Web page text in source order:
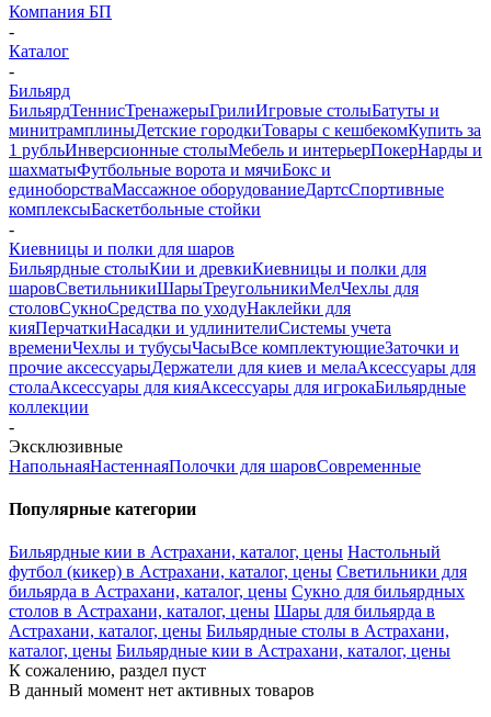
Компания БП
-
Каталог
-
Бильярд
БильярдТеннисТренажерыГрилиИгровые столыБатуты и
минитрамплиныДетские городкиТовары с кешбекомКупить за
1 рубльИнверсионные столыМебель и интерьерПокерНарды и
шахматыФутбольные ворота и мячиБокс и
единоборстваМассажное оборудованиеДартсСпортивные
комплексыБаскетбольные стойки
-
Киевницы и полки для шаров
Бильярдные столыКии и древкиКиевницы и полки для
шаровСветильникиШарыТреугольникиМелЧехлы для
столовСукноСредства по уходуНаклейки для
кияПерчаткиНасадки и удлинителиСистемы учета
времениЧехлы и тубусыЧасыВсе комплектующиеЗаточки и
прочие аксессуарыДержатели для киев и мелаАксессуары для
столаАксессуары для кияАксессуары для игрокаБильярдные
коллекции
-
Эксклюзивные
НапольнаяНастеннаяПолочки для шаровСовременные
Популярные категории
Бильярдные кии в Астрахани, каталог, цены Настольный
футбол (кикер) в Астрахани, каталог, цены Светильники для
бильярда в Астрахани, каталог, цены Сукно для бильярдных
столов в Астрахани, каталог, цены Шары для бильярда в
Астрахани, каталог, цены Бильярдные столы в Астрахани,
каталог, цены Бильярдные кии в Астрахани, каталог, цены
К сожалению, раздел пуст
В данный момент нет активных товаров